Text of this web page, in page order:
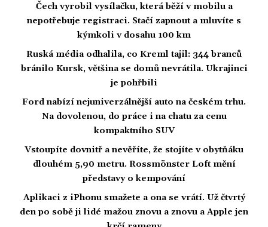
Čech vyrobil vysílačku, která běží v mobilu a
nepotřebuje registraci. Stačí zapnout a mluvíte s
kýmkoli v dosahu 100 km
Ruská média odhalila, co Kreml tajil: 344 branců
bránilo Kursk, většina se domů nevrátila. Ukrajinci
je pohřbili
Ford nabízí nejuniverzálnější auto na českém trhu.
Na dovolenou, do práce i na chatu za cenu
kompaktního SUV
Vstoupíte dovnitř a nevěříte, že stojíte v obytňáku
dlouhém 5,90 metru. Rossmönster Loft mění
představy o kempování
Aplikaci z iPhonu smažete a ona se vrátí. Už čtvrtý
den po sobě ji lidé mažou znovu a znovu a Apple jen